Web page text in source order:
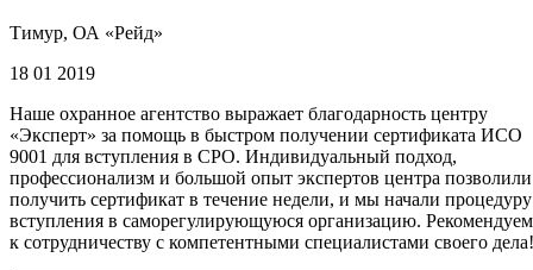
Тимур, ОА «Рейд»
18 01 2019
Наше охранное агентство выражает благодарность центру
«Эксперт» за помощь в быстром получении сертификата ИСО
9001 для вступления в СРО. Индивидуальный подход,
профессионализм и большой опыт экспертов центра позволили
получить сертификат в течение недели, и мы начали процедуру
вступления в саморегулирующуюся организацию. Рекомендуем
к сотрудничеству с компетентными специалистами своего дела!